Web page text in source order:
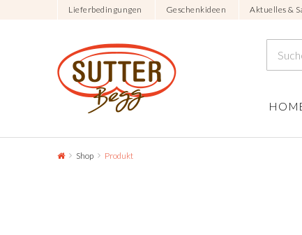
Lieferbedingungen Geschenkideen Aktuelles &
Shop Produkt